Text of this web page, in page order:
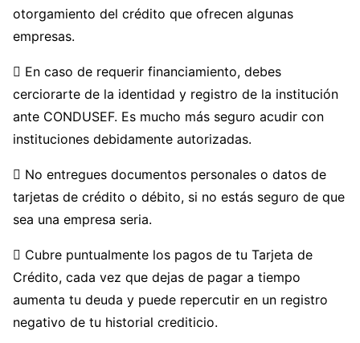
otorgamiento del crédito que ofrecen algunas
empresas.
 En caso de requerir financiamiento, debes
cerciorarte de la identidad y registro de la institución
ante CONDUSEF. Es mucho más seguro acudir con
instituciones debidamente autorizadas.
 No entregues documentos personales o datos de
tarjetas de crédito o débito, si no estás seguro de que
sea una empresa seria.
 Cubre puntualmente los pagos de tu Tarjeta de
Crédito, cada vez que dejas de pagar a tiempo
aumenta tu deuda y puede repercutir en un registro
negativo de tu historial crediticio.